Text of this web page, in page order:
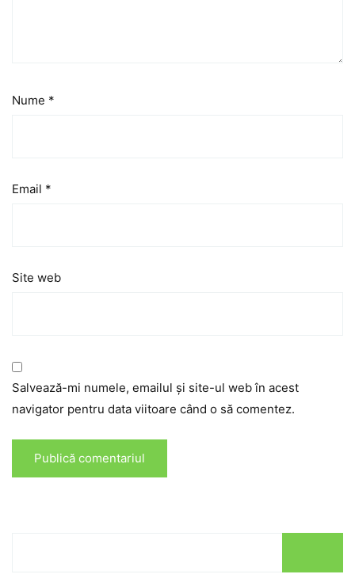
Nume *
Email *
Site web
Salvează-mi numele, emailul și site-ul web în acest
navigator pentru data viitoare când o să comentez.